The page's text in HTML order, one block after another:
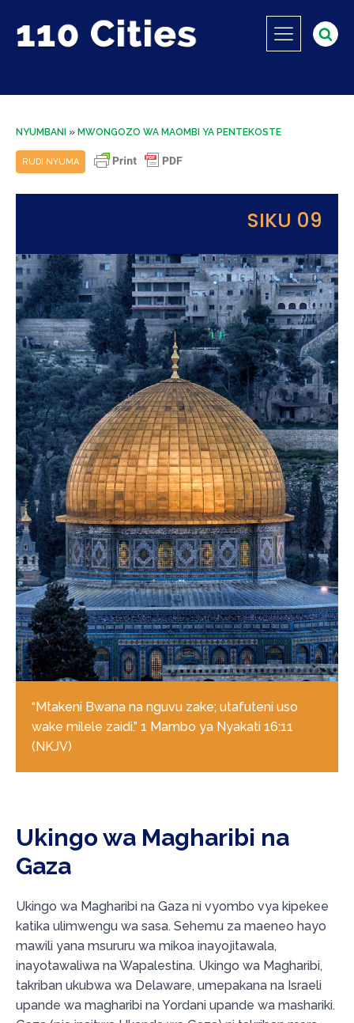
NYUMBANI » MWONGOZO WA MAOMBI YA PENTEKOSTE
RUDI NYUMA
SIKU 09
“Mtakeni Bwana na nguvu zake; utafuteni uso
wake milele zaidi.” 1 Mambo ya Nyakati 16:11
(NKJV)
Ukingo wa Magharibi na
Gaza
Ukingo wa Magharibi na Gaza ni vyombo vya kipekee
katika ulimwengu wa sasa. Sehemu za maeneo hayo
mawili yana msururu wa mikoa inayojitawala,
inayotawaliwa na Wapalestina. Ukingo wa Magharibi,
takriban ukubwa wa Delaware, umepakana na Israeli
upande wa magharibi na Yordani upande wa mashariki.